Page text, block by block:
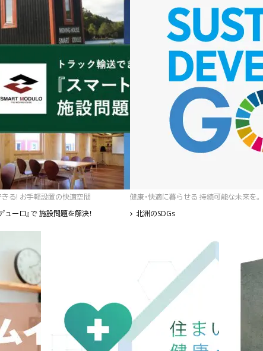
る! お手軽設置の快適空間
ューロ』で 施設問題を解決！
健康・快適に暮らせる 持続可能な未来を。
北洲のSDGs